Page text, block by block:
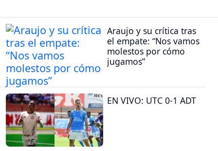
Araujo y su crítica tras
el empate: “Nos vamos
molestos por cómo
jugamos”
EN VIVO: UTC 0-1 ADT